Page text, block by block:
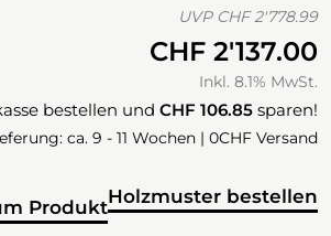
UVP CHF 2'778.99
CHF 2'137.00
Inkl. 8.1% MwSt.
bestellen und CHF 106.85 sparen!
ca. 9 - 11 Wochen | 0CHF Versand
Holzmuster bestellen
Produkt